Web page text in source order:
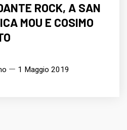
ROCK, A SAN
MOU E COSIMO
1 Maggio 2019